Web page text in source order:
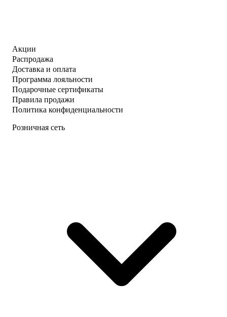
Акции
Распродажа
Доставка и оплата
Программа лояльности
Подарочные сертификаты
Правила продажи
Политика конфиденциальности
Розничная сеть